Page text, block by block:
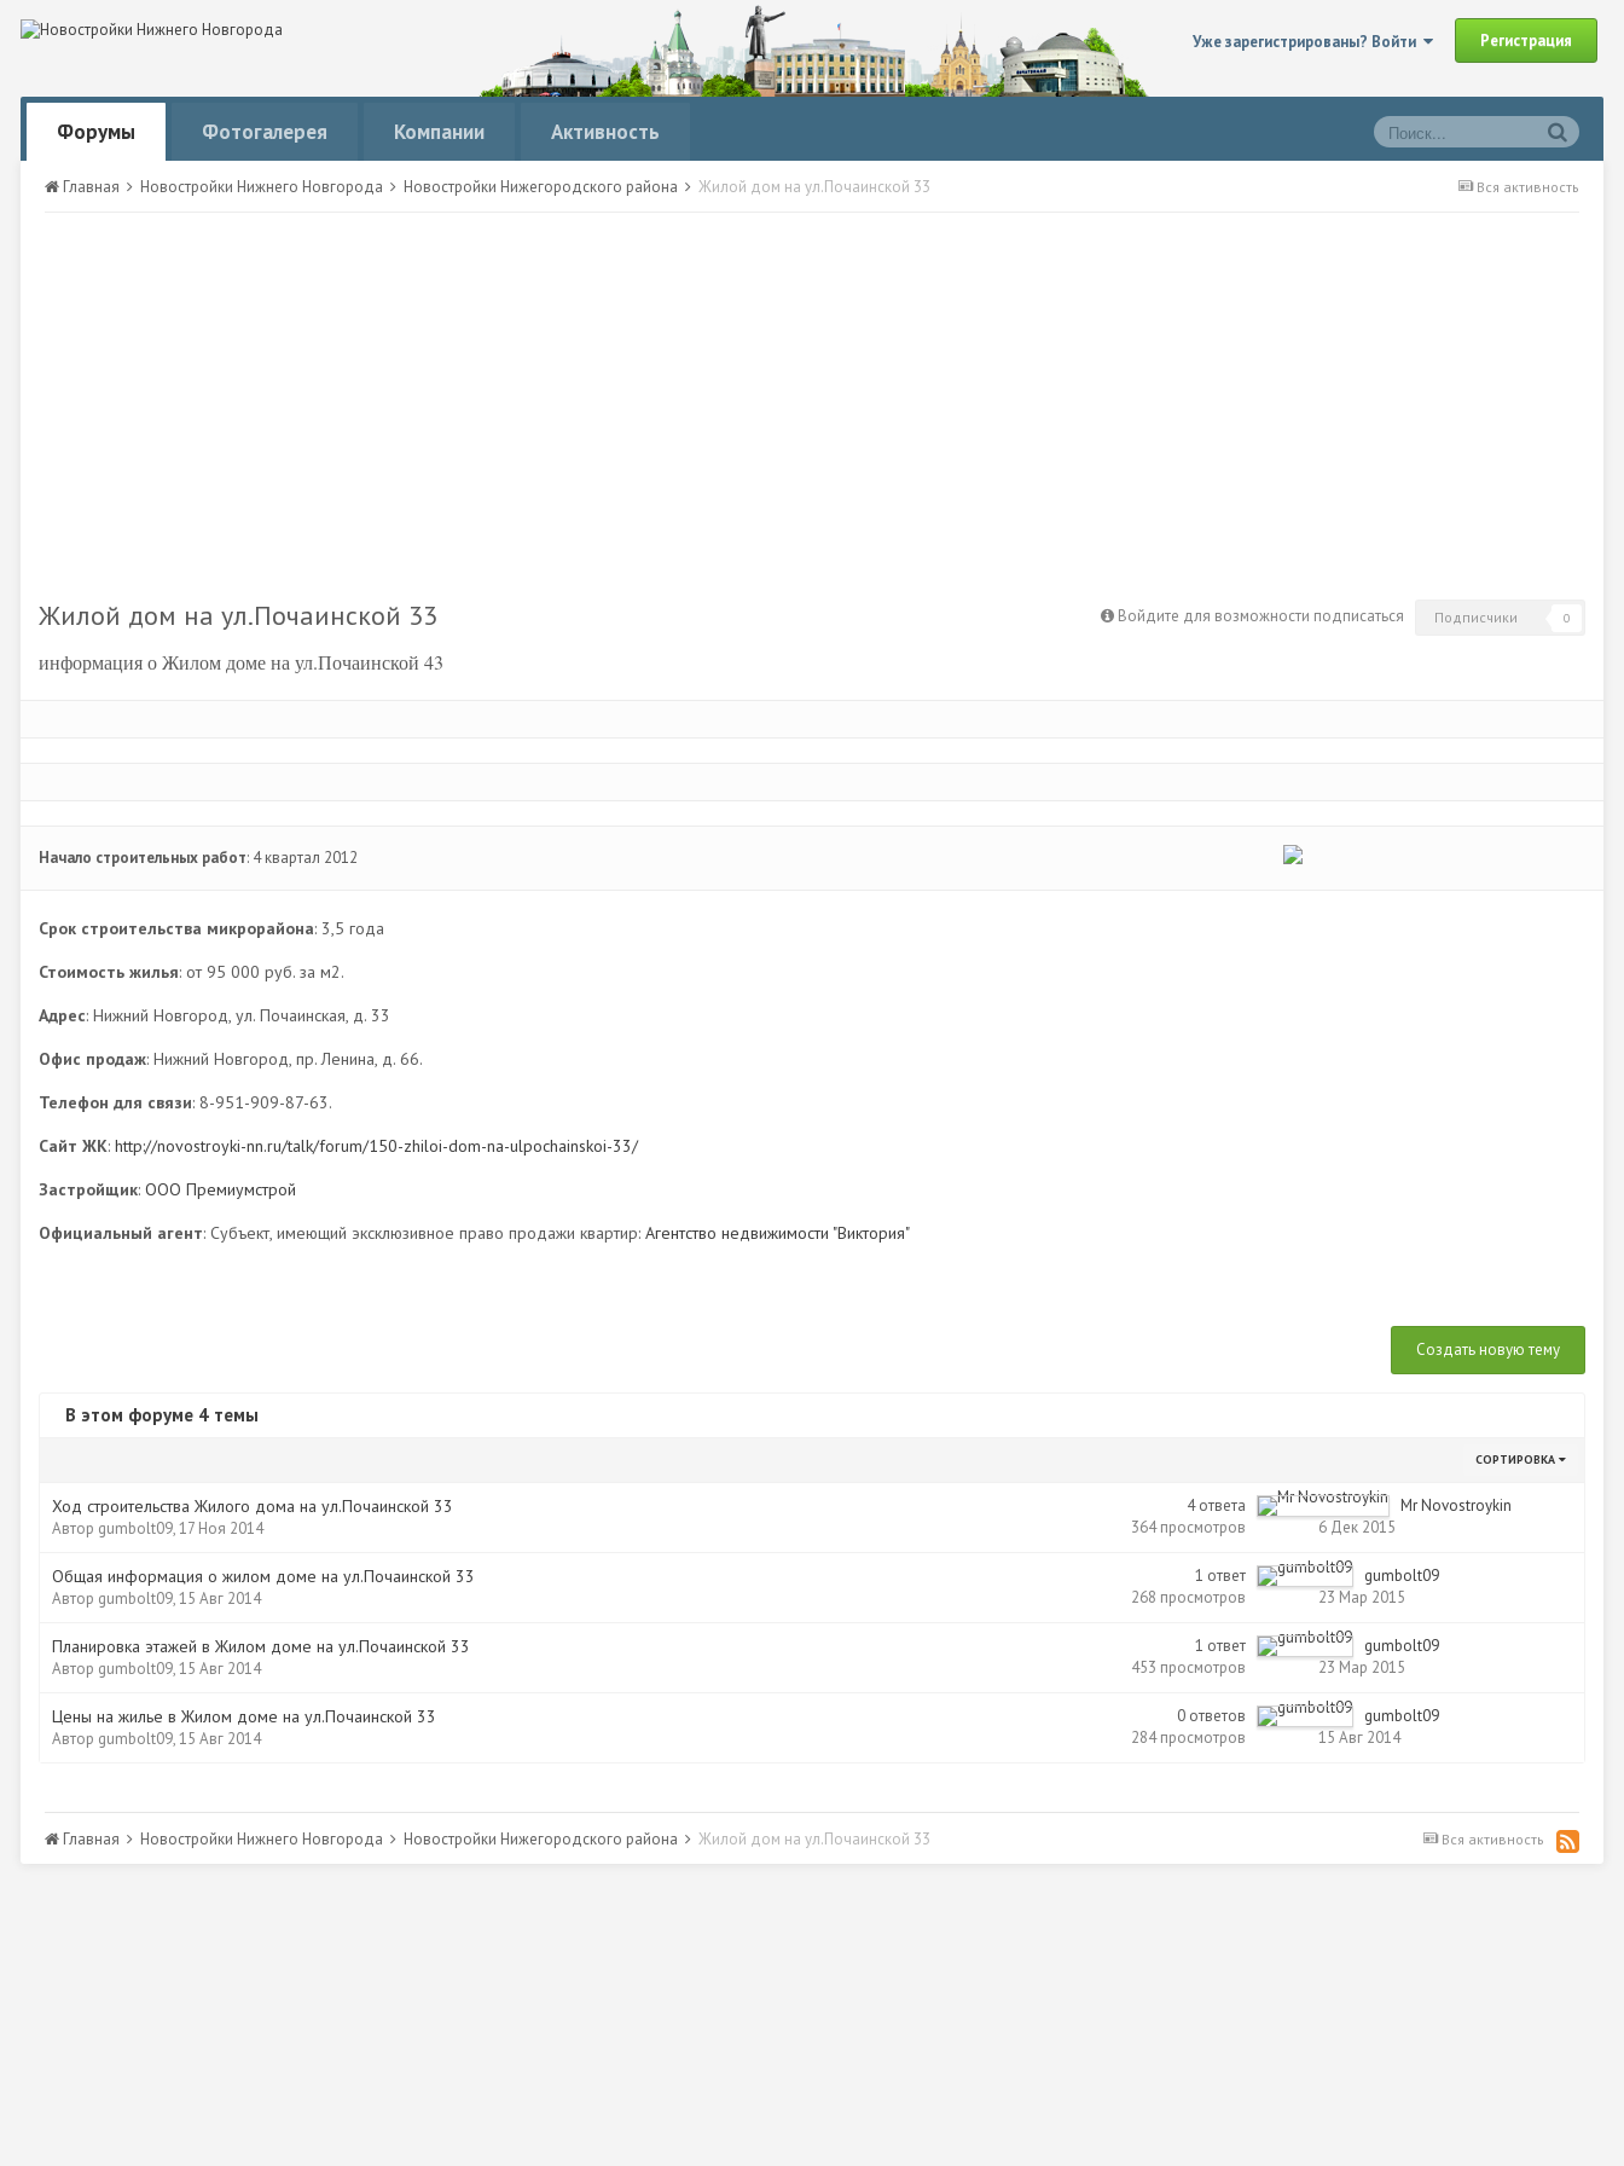
Уже зарегистрированы? Войти Регистрация
Форумы Фотогалерея Компании Активность
Вся активность
Главная Новостройки Нижнего Новгорода Новостройки Нижегородского района Жилой дом на ул.Почаинской 33
Жилой дом на ул.Почаинской 33 Войдите для возможности подписаться Подписчики 0
информация о Жилом доме на ул.Почаинской 43
Начало строительных работ: 4 квартал 2012
Срок строительства микрорайона: 3,5 года
Стоимость жилья: от 95 000 руб. за м2.
Адрес: Нижний Новгород, ул. Почаинская, д. 33
Офис продаж: Нижний Новгород, пр. Ленина, д. 66.
Телефон для связи: 8-951-909-87-63.
Сайт ЖК: http://novostroyki-nn.ru/talk/forum/150-zhiloi-dom-na-ulpochainskoi-33/
Застройщик: ООО Премиумстрой
Официальный агент: Субъект, имеющий эксклюзивное право продажи квартир: Агентство недвижимости "Виктория"
Создать новую тему
В этом форуме 4 темы
СОРТИРОВКА
Ход строительства Жилого дома на ул.Почаинской 33
Автор gumbolt09,17 Ноя 2014
4 ответа
364 просмотров
Mr Novostroykin
6 Дек 2015
Общая информация о жилом доме на ул.Почаинской 33
Автор gumbolt09,15 Авг 2014
1 ответ
268 просмотров
gumbolt09
23 Мар 2015
Планировка этажей в Жилом доме на ул.Почаинской 33
Автор gumbolt09,15 Авг 2014
1 ответ
453 просмотров
gumbolt09
23 Мар 2015
Цены на жилье в Жилом доме на ул.Почаинской 33
Автор gumbolt09,15 Авг 2014
0 ответов
284 просмотров
gumbolt09
15 Авг 2014
Вся активность
Главная Новостройки Нижнего Новгорода Новостройки Нижегородского района Жилой дом на ул.Почаинской 33